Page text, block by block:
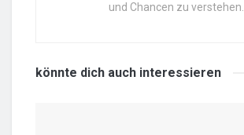
und Chancen zu verstehen.
könnte dich auch interessieren